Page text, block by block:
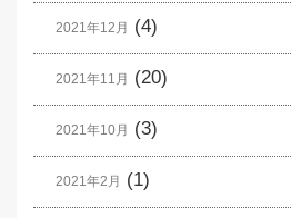
2021年12月 (4)
2021年11月 (20)
2021年10月 (3)
2021年2月 (1)